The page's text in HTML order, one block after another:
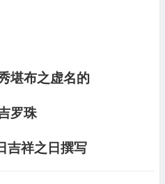
堪布之虚名的
罗珠
吉祥之日撰写